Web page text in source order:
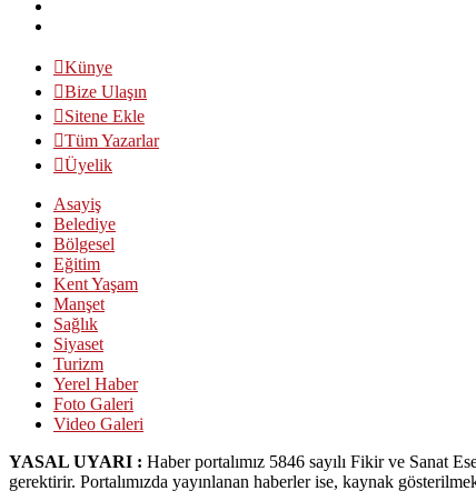
Künye
Bize Ulaşın
Sitene Ekle
Tüm Yazarlar
Üyelik
Asayiş
Belediye
Bölgesel
Eğitim
Kent Yaşam
Manşet
Sağlık
Siyaset
Turizm
Yerel Haber
Foto Galeri
Video Galeri
YASAL UYARI : Haber portalımız 5846 sayılı Fikir ve Sanat
gerektirir. Portalımızda yayınlanan haberler ise, kaynak